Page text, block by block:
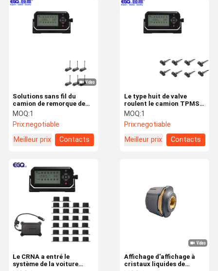
Maison Des Produits
Le type huit de valve
roulent le camion TPMS
de moniteur de pression
des pneus de rv
MOQ:1
Prix:negotiable
Meilleur prix
Contacts
Solutions sans fil du
camion de remorque de
roues de l'affichage six
d'affichage à cristaux
liquides TPMS
MOQ:1
Prix:negotiable
Meilleur prix
Contacts
Affichage d'affichage à
cristaux liquides de
Le CRNA a entré le
système de la voiture